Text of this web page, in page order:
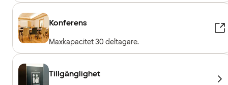
Konferens
Maxkapacitet 30 deltagare.
Tillgänglighet